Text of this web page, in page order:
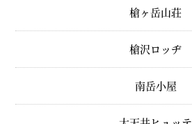
槍ヶ岳山荘
槍沢ロッヂ
南岳小屋